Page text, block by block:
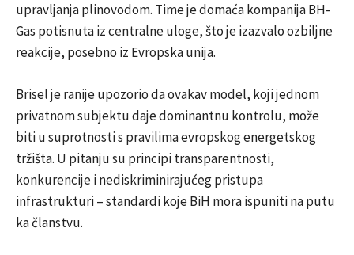
upravljanja plinovodom. Time je domaća kompanija BH-
Gas potisnuta iz centralne uloge, što je izazvalo ozbiljne
reakcije, posebno iz Evropska unija.
Brisel je ranije upozorio da ovakav model, koji jednom
privatnom subjektu daje dominantnu kontrolu, može
biti u suprotnosti s pravilima evropskog energetskog
tržišta. U pitanju su principi transparentnosti,
konkurencije i nediskriminirajućeg pristupa
infrastrukturi – standardi koje BiH mora ispuniti na putu
ka članstvu.